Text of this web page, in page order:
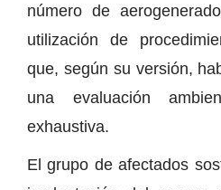
número de
utilización de
que, según su versión,
una evaluación
exhaustiva.
El grupo de afectados